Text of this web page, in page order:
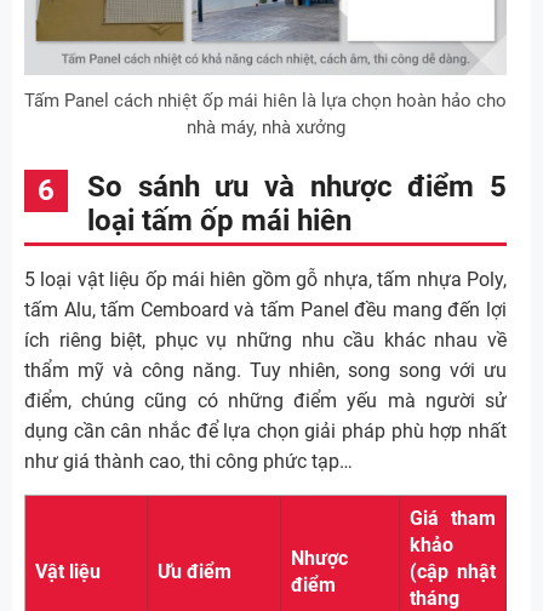
Tấm Panel cách nhiệt ốp mái hiên là lựa chọn hoàn hảo cho
nhà máy, nhà xưởng
So sánh ưu và nhược điểm 5
loại tấm ốp mái hiên
5 loại vật liệu ốp mái hiên gồm gỗ nhựa, tấm nhựa Poly,
tấm Alu, tấm Cemboard và tấm Panel đều mang đến lợi
ích riêng biệt, phục vụ những nhu cầu khác nhau về
thẩm mỹ và công năng. Tuy nhiên, song song với ưu
điểm, chúng cũng có những điểm yếu mà người sử
dụng cần cân nhắc để lựa chọn giải pháp phù hợp nhất
như giá thành cao, thi công phức tạp…
Vật liệu Ưu điểm
Nhược
điểm
Giá tham
khảo
(cập nhật
tháng